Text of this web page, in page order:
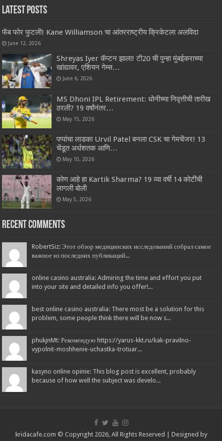
Latest Posts
फॅब फोर फुटली! Kane Williamson चा आंतरराष्ट्रीय क्रिकेटला अलविदा
June 12, 2026
Shreyas Iyer कॅप्टन झाला! टी20 ची पुन्हा मुंबईकराच्या
खांद्यावर, एशियन गेम्स…
June 6, 2026
MS Dhoni IPL Retirement: धोनीच्या निवृत्तीची तारीख
ठरली? 19 वर्षांनंतर…
May 15, 2026
पप्पांचा लाडका Urvil Patel बनला CSK चा गेमचेंजर! 13
चेंडूत अर्धशतक आणि…
May 10, 2026
कोण आहे हा Kartik Sharma? 19 व्या वर्षी 14 कोटींची
लागली बोली
May 5, 2026
Recent Comments
RobertSiz: Этот обзор медицинских исследований собрал самое
важное из последних публикаций...
online casino australia: Admiring the time and effort you put
into your site and detailed info you offer!...
best online casino australia: There most be a solution for this
problem, some people think there will be now s...
phukjnMt: Рекомендую https://yarus-kkt.ru/kak-pravilno-
vypolnit-moshhenie-uchastka-trotuar...
kasyno online opinie: This blog post is excellent, probably
because of how well the subject was develo...
kridacafe.com © Copyright 2026, All Rights Reserved | Designed by